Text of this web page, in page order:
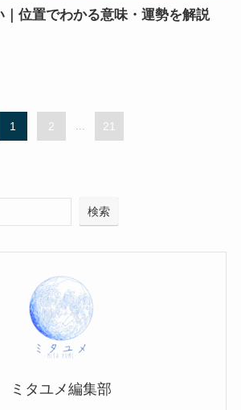
｜位置でわかる意味・運勢を解説
1 2 ... 21
検索
ミタユメ編集部